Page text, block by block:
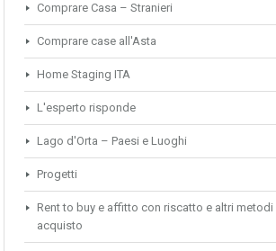
Comprare Casa – Stranieri
Comprare case all'Asta
Home Staging ITA
L'esperto risponde
Lago d'Orta – Paesi e Luoghi
Progetti
Rent to buy e affitto con riscatto e altri metodi
acquisto